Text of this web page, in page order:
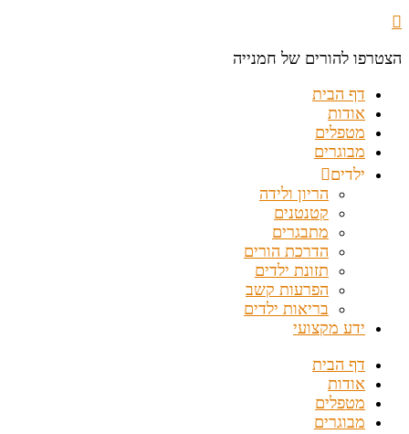
הצטרפו להורים של חמנייה
דף הבית
אודות
מטפלים
מבוגרים
ילדים
הריון ולידה
קטנטנים
מתבגרים
הדרכת הורים
תזונת ילדים
הפרעות קשב
בריאות ילדים
ידע מקצועי
דף הבית
אודות
מטפלים
מבוגרים